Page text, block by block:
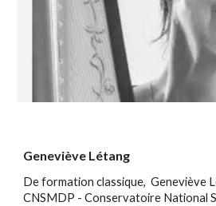
Geneviève Létang
De formation classique, Geneviève
CNSMDP - Conservatoire National